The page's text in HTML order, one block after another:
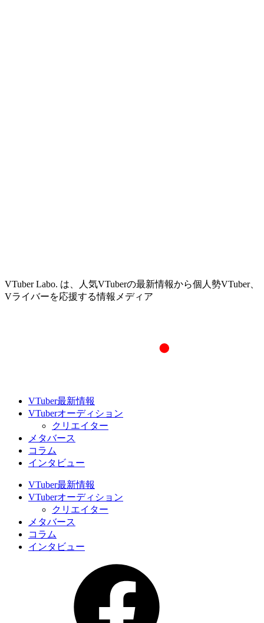
VTuber Labo. は、人気VTuberの最新情報から個人勢VTuber、
Vライバーを応援する情報メディア
VTuber最新情報
VTuberオーディション
クリエイター
メタバース
コラム
インタビュー
VTuber最新情報
VTuberオーディション
クリエイター
メタバース
コラム
インタビュー